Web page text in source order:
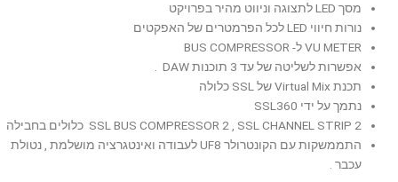
מסך LED לתצוגה וניווט מהיר בפרויקט
נורות חיווי LED לכל הפרמטרים של האפקטים
VU METER ל- BUS COMPRESSOR
אפשרות לשליטה של עד 3 תוכנות DAW .
תכנת Virtual Mix של SSL כלולה
נתמך על ידי SSL360
SSL BUS COMPRESSOR 2 , SSL CHANNEL STRIP 2 כלולים בחבילה
התממשקות עם הקונטרולר UF8 לעבודה ואינטגרציה מושלמת , נטולת
עכבר .